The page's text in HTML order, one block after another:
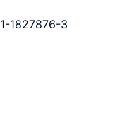
1-1827876-3